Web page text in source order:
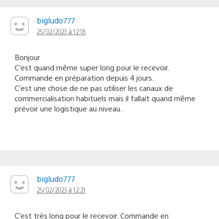
bigludo777
25/02/2023 à 12:18
Bonjour
C’est quand même super long pour le recevoir.
Commande en préparation depuis 4 jours.
C’est une chose de ne pas utiliser les canaux de
commercialisation habituels mais il fallait quand même
prévoir une logistique au niveau.
bigludo777
25/02/2023 à 12:21
C’est très long pour le recevoir. Commande en